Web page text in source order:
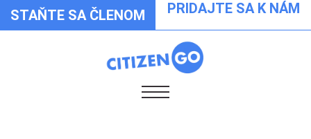
STAŇTE SA ČLENOM PRIDAJTE SA K NÁM